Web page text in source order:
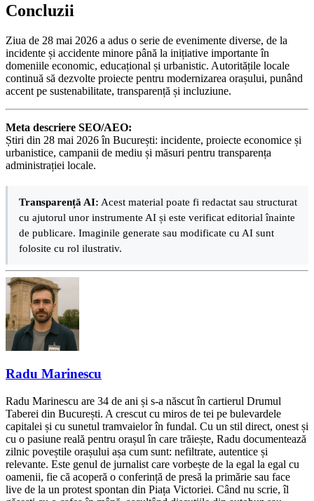
Concluzii
Ziua de 28 mai 2026 a adus o serie de evenimente diverse, de la
incidente și accidente minore până la inițiative importante în
domeniile economic, educațional și urbanistic. Autoritățile locale
continuă să dezvolte proiecte pentru modernizarea orașului, punând
accent pe sustenabilitate, transparență și incluziune.
Meta descriere SEO/AEO:
Știri din 28 mai 2026 în București: incidente, proiecte economice și
urbanistice, campanii de mediu și măsuri pentru transparența
administrației locale.
Transparență AI: Acest material poate fi redactat sau structurat
cu ajutorul unor instrumente AI și este verificat editorial înainte
de publicare. Imaginile generate sau modificate cu AI sunt
folosite cu rol ilustrativ.
Radu Marinescu
Radu Marinescu are 34 de ani și s-a născut în cartierul Drumul
Taberei din București. A crescut cu miros de tei pe bulevardele
capitalei și cu sunetul tramvaielor în fundal. Cu un stil direct, onest și
cu o pasiune reală pentru orașul în care trăiește, Radu documentează
zilnic poveștile orașului așa cum sunt: nefiltrate, autentice și
relevante. Este genul de jurnalist care vorbește de la egal la egal cu
oamenii, fie că acoperă o conferință de presă la primărie sau face
live de la un protest spontan din Piața Victoriei. Când nu scrie, îl